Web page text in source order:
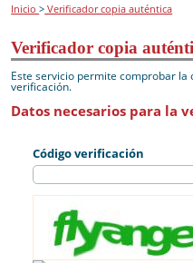
Inicio> Verificador copia auténtica
Verificador copia
Este servicio permite comprobar
verificación.
Datos necesarios para la
Código verificación